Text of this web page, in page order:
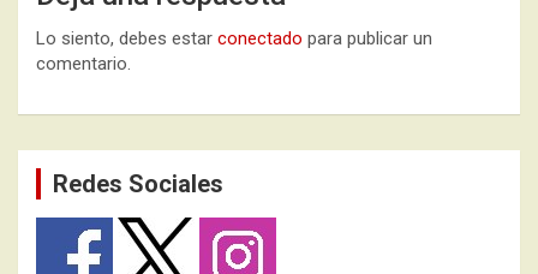
Lo siento, debes estar conectado para publicar un
comentario.
Redes Sociales